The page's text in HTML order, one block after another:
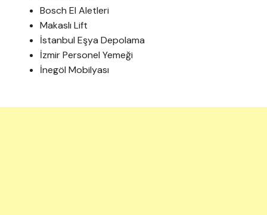
Bosch El Aletleri
Makaslı Lift
İstanbul Eşya Depolama
İzmir Personel Yemeği
İnegöl Mobilyası